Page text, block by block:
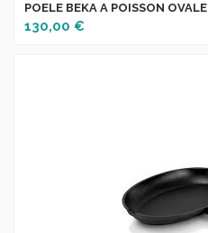
POELE BEKA A POISSON OVALE
130,00 €